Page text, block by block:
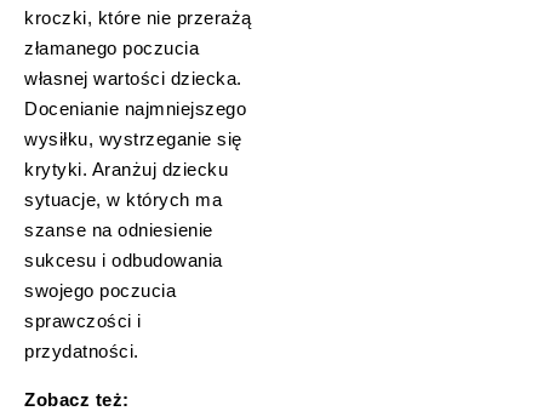
kroczki, które nie przerażą
złamanego poczucia
własnej wartości dziecka.
Docenianie najmniejszego
wysiłku, wystrzeganie się
krytyki. Aranżuj dziecku
sytuacje, w których ma
szanse na odniesienie
sukcesu i odbudowania
swojego poczucia
sprawczości i
przydatności.
Zobacz też: